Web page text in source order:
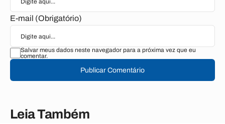
E-mail (Obrigatório)
Salvar meus dados neste navegador para a próxima vez que eu
comentar.
Publicar Comentário
Leia Também